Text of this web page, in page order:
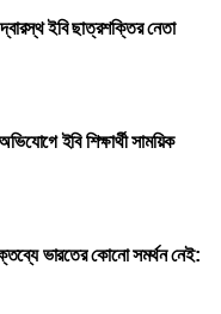
ইবি ছাত্রশক্তির নেতা
ইবি শিক্ষার্থী সাময়িক
ভারতের কোনো সমর্থন নেই: